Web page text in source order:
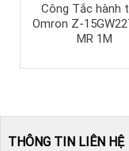
Công Tắc hành
Omron Z-
MR 1M
THÔNG TIN LIÊN HỆ